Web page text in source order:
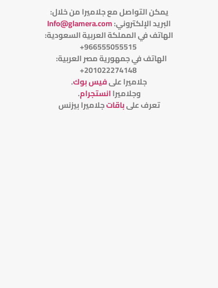
يمكن التواصل مع جلاميرا من خلال:
البريد الإلكتروني:
Info@glamera.com
الهاتف في المملكة العربية السعودية:
الهاتف في جمهورية مصر العربية:
جلاميرا علىفيس بوك.
وجلاميراانستجرام.
تعرف علىباقاتجلاميرا بيزنس